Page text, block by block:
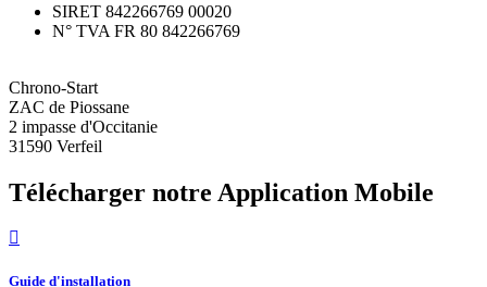
SIRET 842266769 00020
N° TVA FR 80 842266769
Chrono-Start
ZAC de Piossane
2 impasse d'Occitanie
31590 Verfeil
Télécharger notre Application Mobile
Guide d'installation